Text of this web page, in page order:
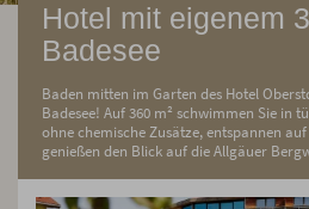
Hotel mit eigenem
Badesee
Baden mitten im Garten des Hotel
Badesee! Auf 360 m² schwimmen Sie in
ohne chemische Zusätze, entspannen
genießen den Blick auf die Allgäuer